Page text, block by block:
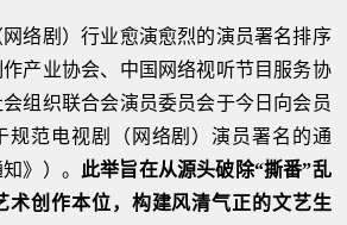
络剧）行业愈演愈烈的演员署名排序
产业协会、中国网络视听节目服务协
组织联合会演员委员会于今日向会员
规范电视剧（网络剧）演员署名的通
》）。 此举旨在从源头破除“撕番”乱
术创作本位，构建风清气正的文艺生